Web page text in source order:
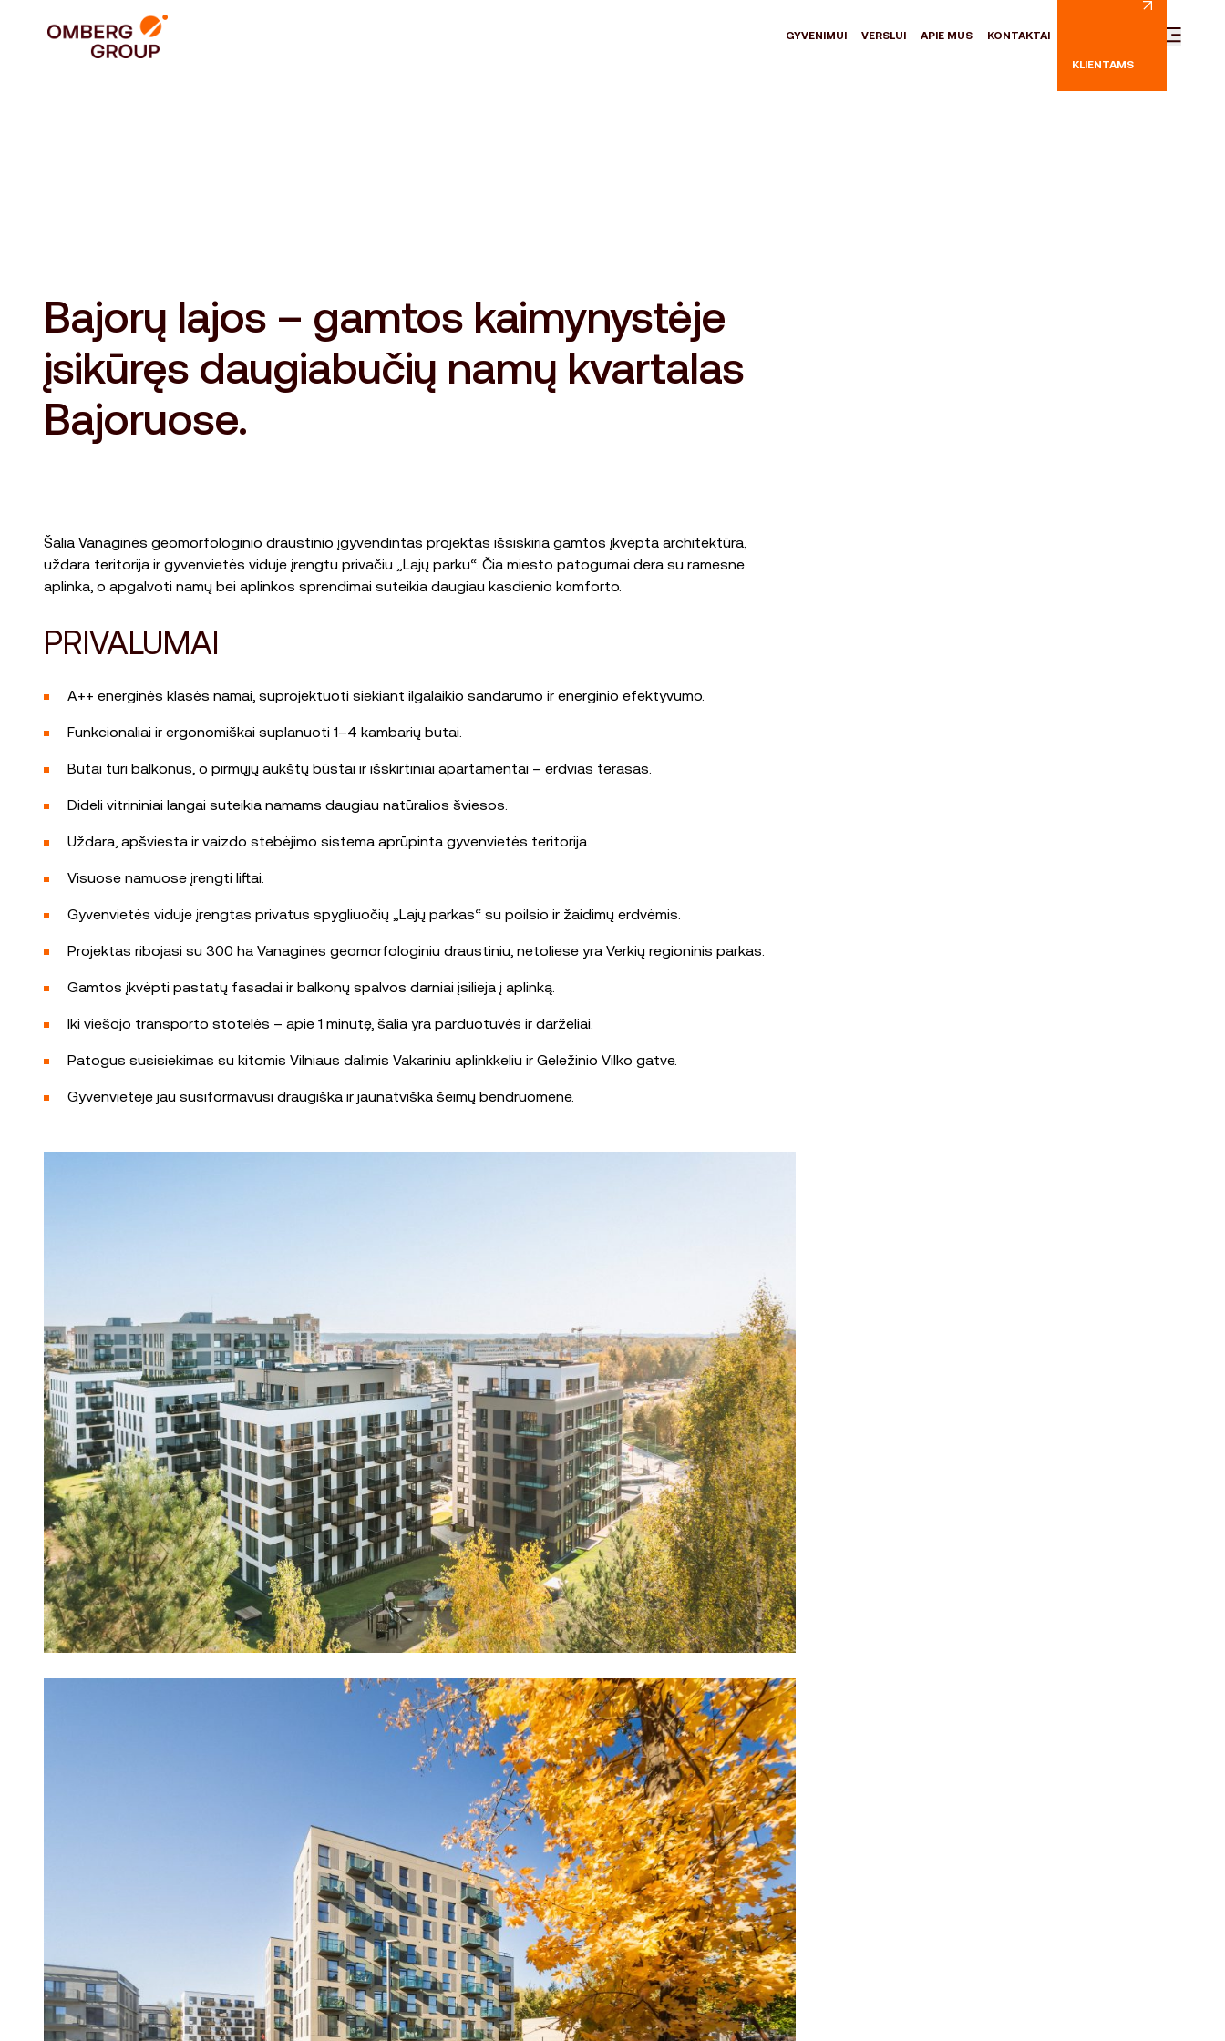
GYVENIMUI VERSLUI APIE MUS KONTAKTAI
KLIENTAMS
Bajorų lajos – gamtos kaimynystėje
įsikūręs daugiabučių namų kvartalas
Bajoruose.
Šalia Vanaginės geomorfologinio draustinio įgyvendintas projektas išsiskiria gamtos įkvėpta architektūra,
uždara teritorija ir gyvenvietės viduje įrengtu privačiu „Lajų parku“. Čia miesto patogumai dera su ramesne
aplinka, o apgalvoti namų bei aplinkos sprendimai suteikia daugiau kasdienio komforto.
PRIVALUMAI
A++ energinės klasės namai, suprojektuoti siekiant ilgalaikio sandarumo ir energinio efektyvumo.
Funkcionaliai ir ergonomiškai suplanuoti 1–4 kambarių butai.
Butai turi balkonus, o pirmųjų aukštų būstai ir išskirtiniai apartamentai – erdvias terasas.
Dideli vitrininiai langai suteikia namams daugiau natūralios šviesos.
Uždara, apšviesta ir vaizdo stebėjimo sistema aprūpinta gyvenvietės teritorija.
Visuose namuose įrengti liftai.
Gyvenvietės viduje įrengtas privatus spygliuočių „Lajų parkas“ su poilsio ir žaidimų erdvėmis.
Projektas ribojasi su 300 ha Vanaginės geomorfologiniu draustiniu, netoliese yra Verkių regioninis parkas.
Gamtos įkvėpti pastatų fasadai ir balkonų spalvos darniai įsilieja į aplinką.
Iki viešojo transporto stotelės – apie 1 minutę, šalia yra parduotuvės ir darželiai.
Patogus susisiekimas su kitomis Vilniaus dalimis Vakariniu aplinkkeliu ir Geležinio Vilko gatve.
Gyvenvietėje jau susiformavusi draugiška ir jaunatviška šeimų bendruomenė.